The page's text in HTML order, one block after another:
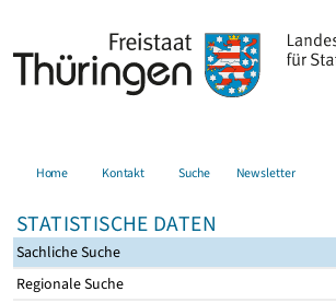
Home Kontakt Suche Newsletter
STATISTISCHE DATEN
Sachliche Suche
Regionale Suche